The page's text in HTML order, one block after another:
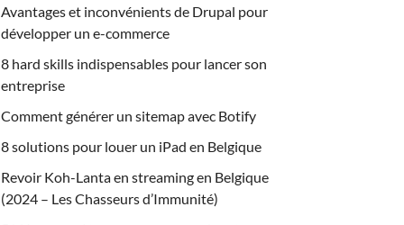
Avantages et inconvénients de Drupal pour
développer un e-commerce
8 hard skills indispensables pour lancer son
entreprise
Comment générer un sitemap avec Botify
8 solutions pour louer un iPad en Belgique
Revoir Koh-Lanta en streaming en Belgique
(2024 – Les Chasseurs d’Immunité)